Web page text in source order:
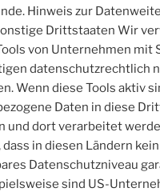
Hinweis zur
Drittstaaten Wir
von Unternehmen mit
datenschutzrechtlich
Wenn diese Tools aktiv
Daten in diese
und dort verarbeitet
in diesen Ländern
Datenschutzniveau
sind US-